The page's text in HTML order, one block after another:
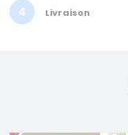
4 Livraison